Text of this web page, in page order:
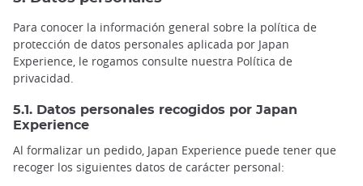
Para conocer la información general sobre la política de
protección de datos personales aplicada por Japan
Experience, le rogamos consulte nuestra Política de
privacidad.
5.1. Datos personales recogidos por Japan
Experience
Al formalizar un pedido, Japan Experience puede tener que
recoger los siguientes datos de carácter personal: